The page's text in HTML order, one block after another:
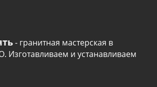
- гранитная мастерская в
Изготавливаем и устанавливаем